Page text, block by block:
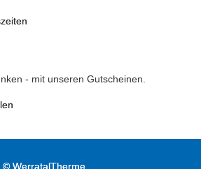
- mit unseren Gutscheinen.
© WerratalTherme